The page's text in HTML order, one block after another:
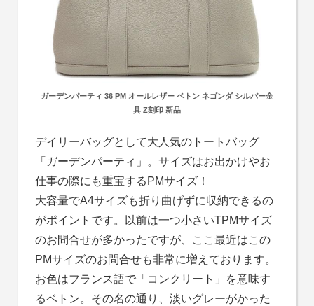
ガーデンパーティ 36 PM オールレザー ベトン ネゴンダ シルバー金
具 Z刻印 新品
デイリーバッグとして大人気のトートバッグ
「ガーデンパーティ」。サイズはお出かけやお
仕事の際にも重宝するPMサイズ！
大容量でA4サイズも折り曲げずに収納できるの
がポイントです。以前は一つ小さいTPMサイズ
のお問合せが多かったですが、ここ最近はこの
PMサイズのお問合せも非常に増えております。
お色はフランス語で「コンクリート」を意味す
るベトン。その名の通り、淡いグレーがかった